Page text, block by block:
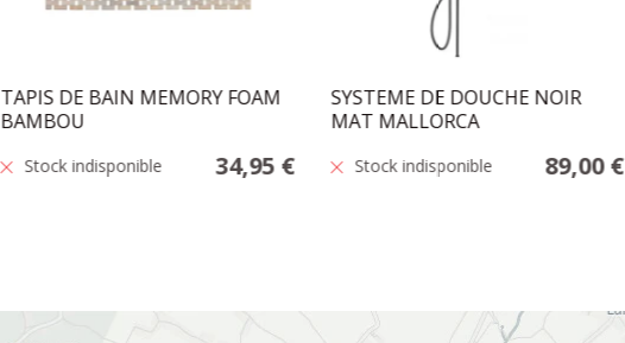
TAPIS DE BAIN MEMORY FOAM
BAMBOU
Stock indisponible 34,95 €
SYSTEME DE DOUCHE NOIR
MAT MALLORCA
Stock indisponible 89,00 €